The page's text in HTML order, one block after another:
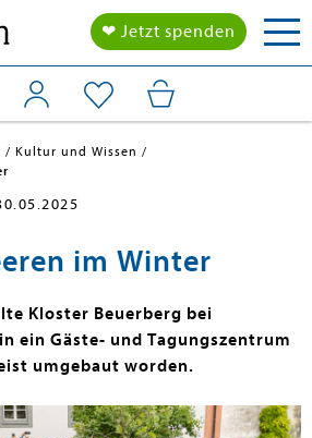
❤ Jetzt spenden
Kultur und Wissen
im Winter
Kloster Beuerberg bei
ein Gäste- und Tagungszentrum
umgebaut worden.